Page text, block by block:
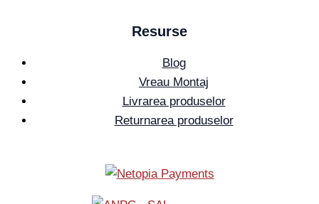
Resurse
Blog
Vreau Montaj
Livrarea produselor
Returnarea produselor